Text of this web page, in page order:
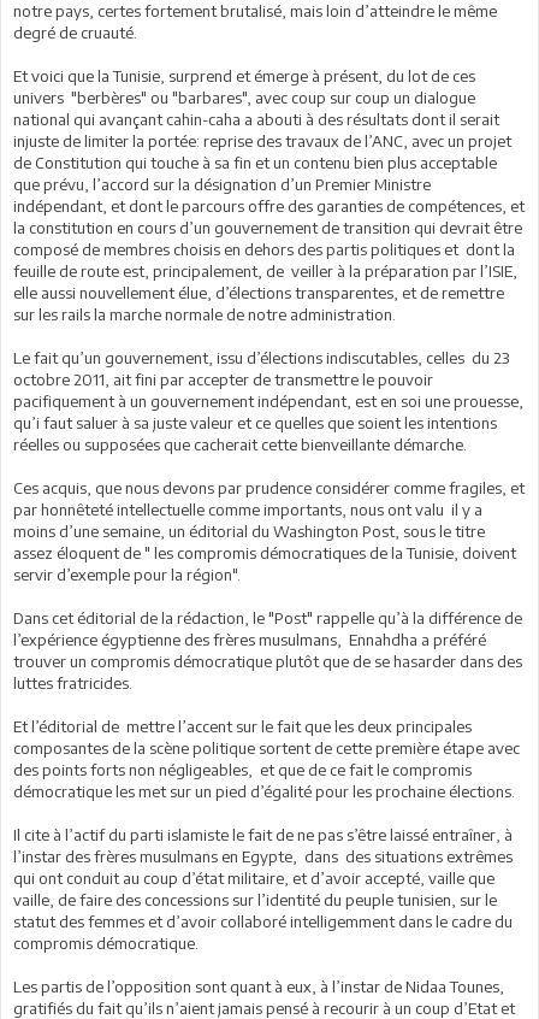
notre pays, certes fortement brutalisé, mais loin d’atteindre le même
degré de cruauté.
Et voici que la Tunisie, surprend et émerge à présent, du lot de ces
univers "berbères" ou "barbares", avec coup sur coup un dialogue
national qui avançant cahin-caha a abouti à des résultats dont il serait
injuste de limiter la portée: reprise des travaux de l’ANC, avec un projet
de Constitution qui touche à sa fin et un contenu bien plus acceptable
que prévu, l’accord sur la désignation d’un Premier Ministre
indépendant, et dont le parcours offre des garanties de compétences, et
la constitution en cours d’un gouvernement de transition qui devrait être
composé de membres choisis en dehors des partis politiques et dont la
feuille de route est, principalement, de veiller à la préparation par l’ISIE,
elle aussi nouvellement élue, d’élections transparentes, et de remettre
sur les rails la marche normale de notre administration.
Le fait qu’un gouvernement, issu d’élections indiscutables, celles du 23
octobre 2011, ait fini par accepter de transmettre le pouvoir
pacifiquement à un gouvernement indépendant, est en soi une prouesse,
qu’i faut saluer à sa juste valeur et ce quelles que soient les intentions
réelles ou supposées que cacherait cette bienveillante démarche.
Ces acquis, que nous devons par prudence considérer comme fragiles, et
par honnêteté intellectuelle comme importants, nous ont valu il y a
moins d’une semaine, un éditorial du Washington Post, sous le titre
assez éloquent de " les compromis démocratiques de la Tunisie, doivent
servir d’exemple pour la région".
Dans cet éditorial de la rédaction, le "Post" rappelle qu’à la différence de
l’expérience égyptienne des frères musulmans, Ennahdha a préféré
trouver un compromis démocratique plutôt que de se hasarder dans des
luttes fratricides.
Et l’éditorial de mettre l’accent sur le fait que les deux principales
composantes de la scène politique sortent de cette première étape avec
des points forts non négligeables, et que de ce fait le compromis
démocratique les met sur un pied d’égalité pour les prochaine élections.
Il cite à l’actif du parti islamiste le fait de ne pas s’être laissé entraîner, à
l’instar des frères musulmans en Egypte, dans des situations extrêmes
qui ont conduit au coup d’état militaire, et d’avoir accepté, vaille que
vaille, de faire des concessions sur l’identité du peuple tunisien, sur le
statut des femmes et d’avoir collaboré intelligemment dans le cadre du
compromis démocratique.
Les partis de l’opposition sont quant à eux, à l’instar de Nidaa Tounes,
gratifiés du fait qu’ils n’aient jamais pensé à recourir à un coup d’Etat et